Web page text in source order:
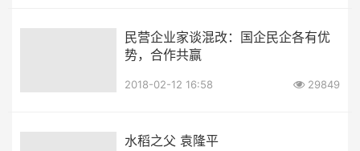
民营企业家谈混改：国企民企各有优
势，合作共赢
2018-02-12 16:58 29849
水稻之父 袁隆平